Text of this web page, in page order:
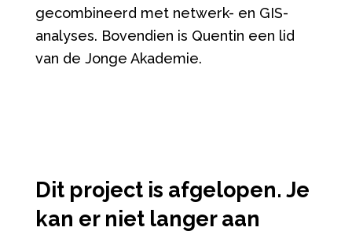
gecombineerd met netwerk- en GIS-
analyses. Bovendien is Quentin een lid
van de Jonge Akademie.
Dit project is afgelopen. Je
kan er niet langer aan